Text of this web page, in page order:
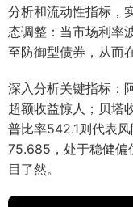
分析和流动性指标，
态调整：当市场利率
至防御型债券，从而
深入分析关键指标：
超额收益惊人；贝塔
普比率542.1则代表
75.685，处于稳健偏
目了然。